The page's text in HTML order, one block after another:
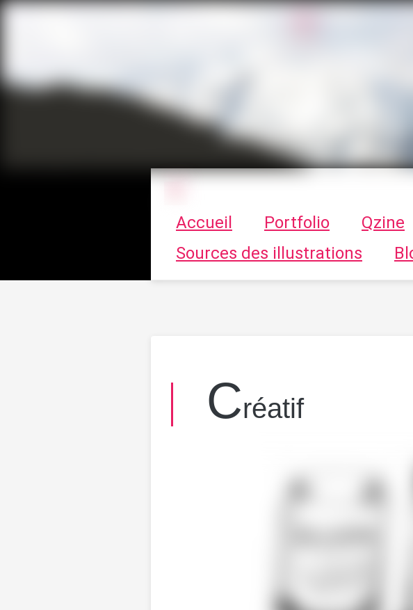
Le vortex à chats -
Accueil Portfolio Qzine
Sources des illustrations
Créatif